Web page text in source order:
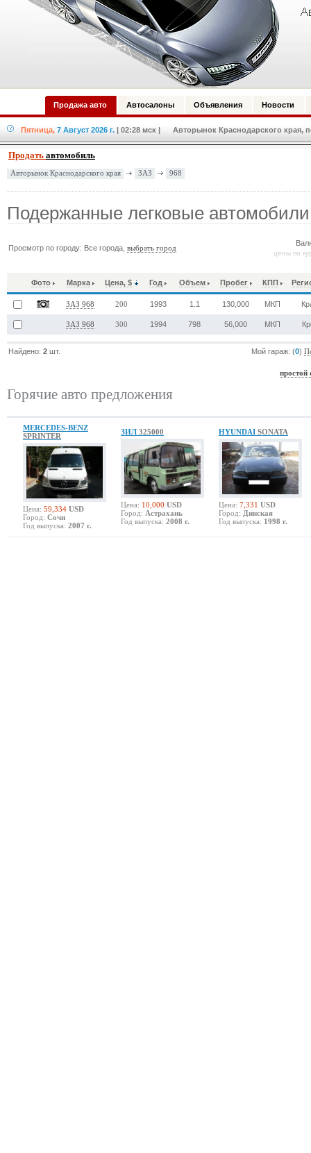
Продажа авто Автосалоны Объявления Новости
Пятница, 7 Август 2026 г. | 02:28 мск | Авторынок Краснодарского края,
Продать автомобиль
Авторынок Краснодарского края ЗАЗ 968
Подержанные легковые
Просмотр по городу: Все города,выбрать город
цены по
Фото Марка Цена, $ Год Объем Пробег КПП
ЗАЗ 968 200 1993 1.1 130,000 МКП
ЗАЗ 968 300 1994 798 56,000 МКП
Найдено:2 шт. Мой гараж: (0)
простой
Горячие авто предложения
MERCEDES-BENZ
SPRINTER
Цена: 59,334 USD
Город: Сочи
Год выпуска: 2007 г.
ЗИЛ 325000
Цена: 10,000 USD
Город: Астрахань
Год выпуска: 2008 г.
HYUNDAI SONATA
Цена: 7,331 USD
Город: Динская
Год выпуска: 1998 г.